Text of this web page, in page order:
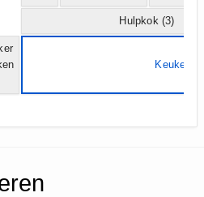
Hulpkok (3)